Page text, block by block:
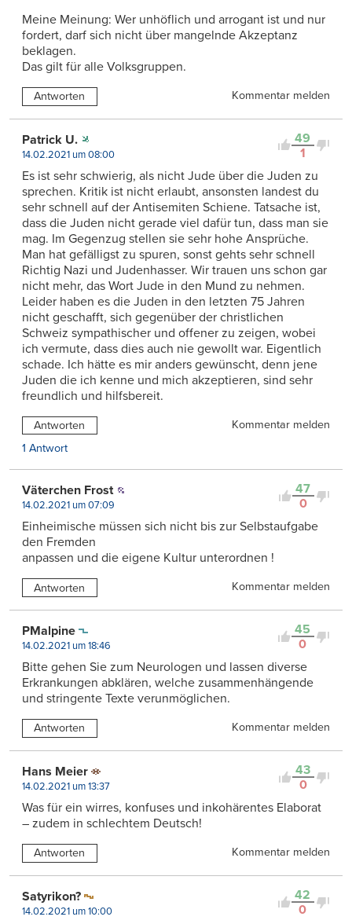
Meine Meinung: Wer unhöflich und arrogant ist und nur
fordert, darf sich nicht über mangelnde Akzeptanz
beklagen.
Das gilt für alle Volksgruppen.
Antworten Kommentar melden
49
1
Patrick U.
14.02.2021 um 08:00
Es ist sehr schwierig, als nicht Jude über die Juden zu
sprechen. Kritik ist nicht erlaubt, ansonsten landest du
sehr schnell auf der Antisemiten Schiene. Tatsache ist,
dass die Juden nicht gerade viel dafür tun, dass man sie
mag. Im Gegenzug stellen sie sehr hohe Ansprüche.
Man hat gefälligst zu spuren, sonst gehts sehr schnell
Richtig Nazi und Judenhasser. Wir trauen uns schon gar
nicht mehr, das Wort Jude in den Mund zu nehmen.
Leider haben es die Juden in den letzten 75 Jahren
nicht geschafft, sich gegenüber der christlichen
Schweiz sympathischer und offener zu zeigen, wobei
ich vermute, dass dies auch nie gewollt war. Eigentlich
schade. Ich hätte es mir anders gewünscht, denn jene
Juden die ich kenne und mich akzeptieren, sind sehr
freundlich und hilfsbereit.
Antworten
Kommentar melden
1 Antwort
47
0
Väterchen Frost
14.02.2021 um 07:09
Einheimische müssen sich nicht bis zur Selbstaufgabe
den Fremden
anpassen und die eigene Kultur unterordnen !
Antworten Kommentar melden
45
0
PMalpine
14.02.2021 um 18:46
Bitte gehen Sie zum Neurologen und lassen diverse
Erkrankungen abklären, welche zusammenhängende
und stringente Texte verunmöglichen.
Antworten Kommentar melden
43
0
Hans Meier
14.02.2021 um 13:37
Was für ein wirres, konfuses und inkohärentes Elaborat
– zudem in schlechtem Deutsch!
Antworten Kommentar melden
42
0
Satyrikon?
14.02.2021 um 10:00